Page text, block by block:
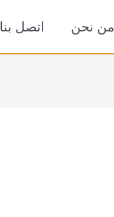
من نحن اتصل بنا